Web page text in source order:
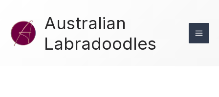
content
Australian
Labradoodles